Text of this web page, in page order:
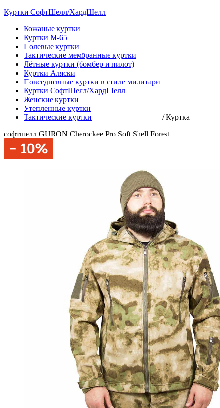
Куртки СофтШелл/ХардШелл
Кожаные куртки
Куртки М-65
Полевые куртки
Тактические мембранные куртки
Лётные куртки (бомбер и пилот)
Куртки Аляски
Повседневные куртки в стиле милитари
Куртки СофтШелл/ХардШелл
Женские куртки
Утепленные куртки
Тактические куртки
/Куртка
софтшелл GURON Cherockee Pro Soft Shell Forest